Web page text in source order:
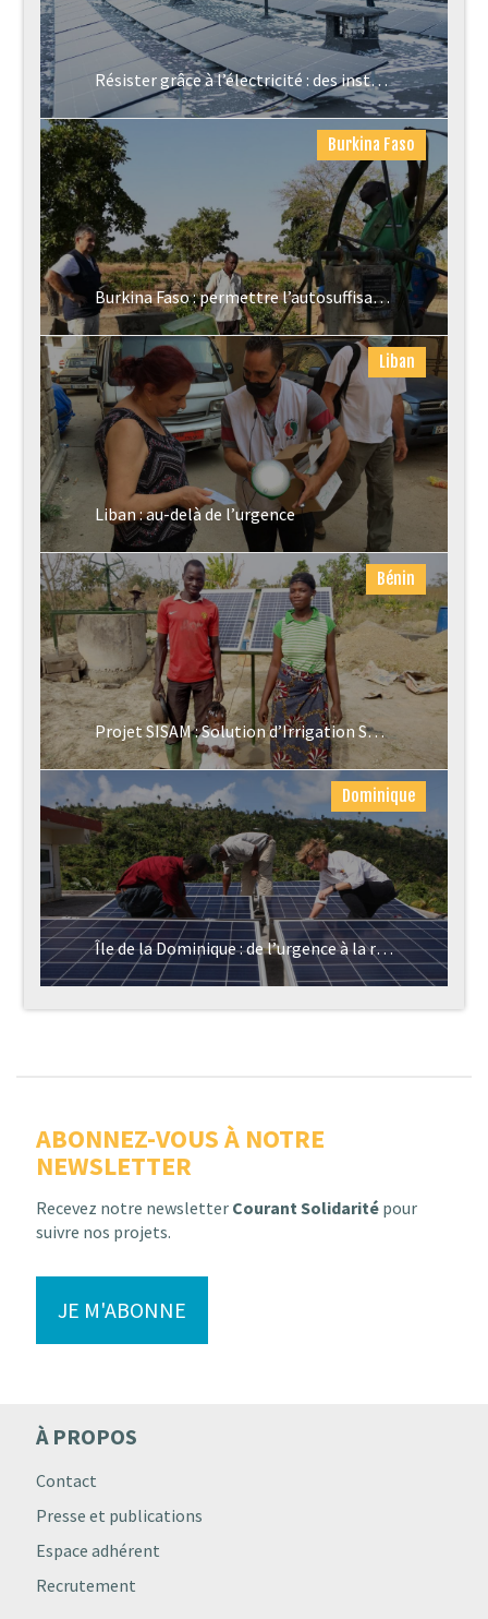
Résister grâce à l’électricité : des installations hybrides en Ukraine
Burkina Faso
Burkina Faso : permettre l’autosuffisance du Lycée Saint Robert Bellarmin
Liban
Liban : au-delà de l’urgence
Bénin
Projet SISAM : Solution d’Irrigation Solaire Améliorée
Dominique
Île de la Dominique : de l’urgence à la résilience
ABONNEZ-VOUS À NOTRE
NEWSLETTER
Recevez notre newsletter Courant Solidarité pour
suivre nos projets.
JE M'ABONNE
À PROPOS
Contact
Presse et publications
Espace adhérent
Recrutement